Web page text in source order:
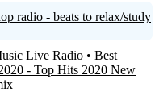
radio - beats to relax/study
Live Radio • Best
- Top Hits 2020 New